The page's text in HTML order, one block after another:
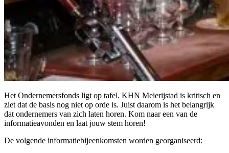
Het Ondernemersfonds ligt op tafel. KHN Meierijstad is kritisch en
ziet dat de basis nog niet op orde is. Juist daarom is het belangrijk
dat ondernemers van zich laten horen. Kom naar een van de
informatieavonden en laat jouw stem horen!
De volgende informatiebijeenkomsten worden georganiseerd: